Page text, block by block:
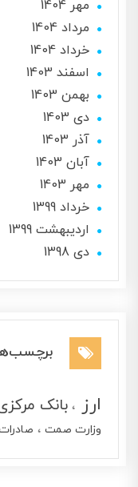
مهر 1404
مرداد 1404
خرداد 1404
اسفند 1403
بهمن 1403
دی 1403
آذر 1403
آبان 1403
مهر 1403
خرداد 1399
ارديبهشت 1399
دی 1398
برچسب‌ها
ارز بانک مرکزی
وزارت صمت صادرات